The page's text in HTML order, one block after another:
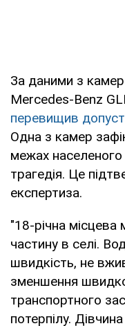
За даними з камер
Mercedes-Benz
перевищив
Одна з камер
межах населеного
трагедія. Це
експертиза.
"18-річна місцева
частину в селі.
швидкість, не
зменшення
транспортного
потерпілу.